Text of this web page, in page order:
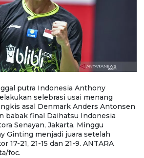
putra Indonesia Anthony
selebrasi usai menang
asal Denmark Anders Antonsen
babak final Daihatsu Indonesia
Senayan, Jakarta, Minggu
Ginting menjadi juara setelah
17-21, 21-15 dan 21-9. ANTARA
foc.